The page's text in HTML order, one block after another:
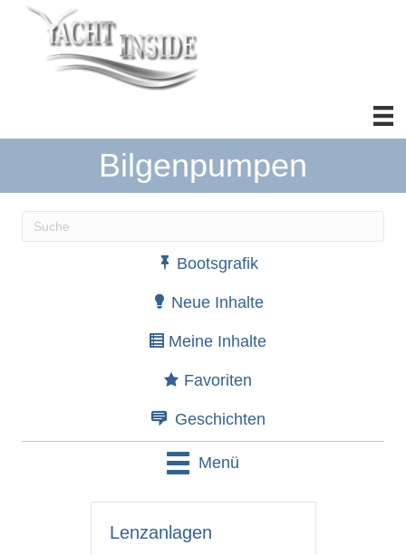
Bilgenpumpen
Wenn die Ergebnisse der automatischen
Bootsgrafik
Neue Inhalte
Meine Inhalte
Favoriten
Geschichten
Menü
Lenzanlagen